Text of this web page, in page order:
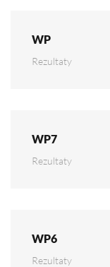
WP
Rezultaty
WP7
Rezultaty
WP6
Rezultaty